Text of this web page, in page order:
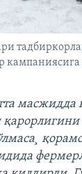
масжидда